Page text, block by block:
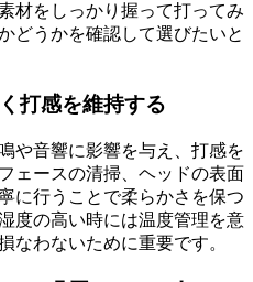
材をしっかり握って打ってみ
どうかを確認して選びたいと
打感を維持する
や音響に影響を与え、打感を
ェースの清掃、ヘッドの表面
に行うことで柔らかさを保つ
度の高い時には温度管理を意
なわないために重要です。